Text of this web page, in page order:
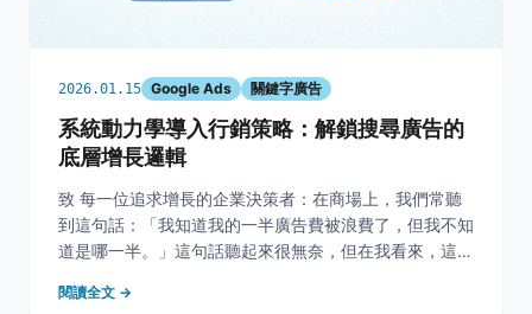
2026.01.15 Google Ads 關鍵字廣告
系統動力學導入行銷策略：解鎖搜尋廣告的
底層增長邏輯
致 每一位追求增長的企業決策者：在商場上，我們常聽
到這句話：「我知道我的一半廣告費被浪費了，但我不知
道是哪一半。」這句話聽起來很無奈，但在我看來，這不
定聽過這樣一個概念：「普通人改變結果，優秀的人改變
閱讀全文 →